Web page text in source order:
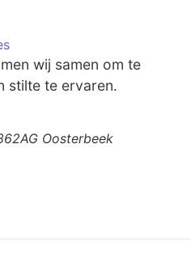
wij samen om te
stilte te ervaren.
Oosterbeek